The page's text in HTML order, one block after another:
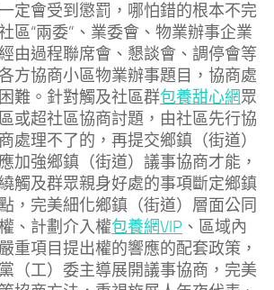
定會受到懲罰，哪怕錯的根本不完
區“兩委”、業委會、物業辦事企業
由過程聯席會、懇談會、調停會等
方協商小區物業辦事題目，協商處
難。針對觸及社區群包養甜心網眾
或超社區協商討題，由社區先行協
處理不了的，再提交鄉鎮（街道）
加強鄉鎮（街道）議事協商才能，
觸及群眾親身好處的事項斷定鄉鎮
，完美細化鄉鎮（街道）層面公同
、計劃介入權包養網VIP 、區域內
重項目提出權的響應的配套政策，
（工）委主導展開議事協商，完美